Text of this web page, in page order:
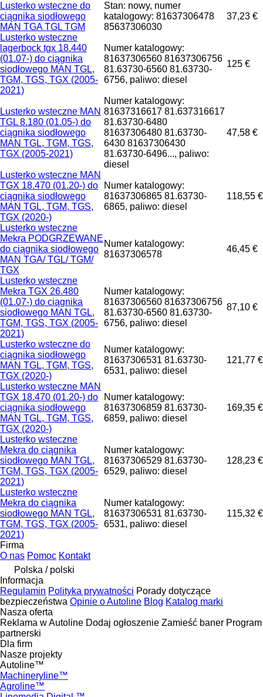
Lusterko wsteczne do
ciągnika siodłowego
MAN TGA TGL TGM
Stan: nowy, numer
katalogowy: 81637306478
85637306030
37,23 €
Lusterko wsteczne
lagerbock tgx 18.440
(01.07-) do ciągnika
siodłowego MAN TGL,
TGM, TGS, TGX (2005-
2021)
Numer katalogowy:
81637306560 81637306756
81.63730-6560 81.63730-
6756, paliwo: diesel
125 €
Lusterko wsteczne MAN
TGL 8.180 (01.05-) do
ciągnika siodłowego
MAN TGL, TGM, TGS,
TGX (2005-2021)
Numer katalogowy:
81637316617 81.637316617
81.63730-6480
81637306480 81.63730-
6430 81637306430
81.63730-6496..., paliwo:
diesel
47,58 €
Lusterko wsteczne MAN
TGX 18.470 (01.20-) do
ciągnika siodłowego
MAN TGL, TGM, TGS,
TGX (2020-)
Numer katalogowy:
81637306865 81.63730-
6865, paliwo: diesel
118,55 €
Lusterko wsteczne
Mekra PODGRZEWANE
do ciągnika siodłowego
MAN TGA/ TGL/ TGM/
TGX
Numer katalogowy:
81637306578
46,45 €
Lusterko wsteczne
Mekra TGX 26.480
(01.07-) do ciągnika
siodłowego MAN TGL,
TGM, TGS, TGX (2005-
2021)
Numer katalogowy:
81637306560 81637306756
81.63730-6560 81.63730-
6756, paliwo: diesel
87,10 €
Lusterko wsteczne do
ciągnika siodłowego
MAN TGL, TGM, TGS,
TGX (2020-)
Numer katalogowy:
81637306531 81.63730-
6531, paliwo: diesel
121,77 €
Lusterko wsteczne MAN
TGX 18.470 (01.20-) do
ciągnika siodłowego
MAN TGL, TGM, TGS,
TGX (2020-)
Numer katalogowy:
81637306859 81.63730-
6859, paliwo: diesel
169,35 €
Lusterko wsteczne
Mekra do ciągnika
siodłowego MAN TGL,
TGM, TGS, TGX (2005-
2021)
Numer katalogowy:
81637306529 81.63730-
6529, paliwo: diesel
128,23 €
Lusterko wsteczne
Mekra do ciągnika
siodłowego MAN TGL,
TGM, TGS, TGX (2005-
2021)
Numer katalogowy:
81637306531 81.63730-
6531, paliwo: diesel
115,32 €
Firma
O nas Pomoc Kontakt
Polska / polski
Informacja
Regulamin Polityka prywatności Porady dotyczące
bezpieczeństwa Opinie o Autoline Blog Katalog marki
Nasza oferta
Reklama w Autoline Dodaj ogłoszenie Zamieść baner Program
partnerski
Dla firm
Nasze projekty
Autoline™
Machineryline™
Agroline™